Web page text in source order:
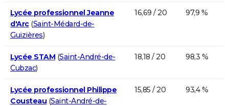
Lycée professionnel Jeanne
d'Arc(Saint-Médard-de-
Guizières)
16,69 / 20 97,9 %
Lycée STAM (Saint-André-de-
Cubzac)
18,18 / 20 98,3 %
Lycée professionnel Philippe
Cousteau (Saint-André-de-
15,85 / 20 93,4 %